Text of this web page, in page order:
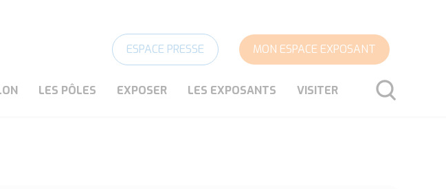
ESPACE PRESSE MON ESPACE EXPOSANT
LES PÔLES EXPOSER LES EXPOSANTS VISITER RECHERCHER